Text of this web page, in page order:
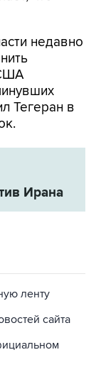
недавно
Тегеран в
Ирана
ленту
сайта